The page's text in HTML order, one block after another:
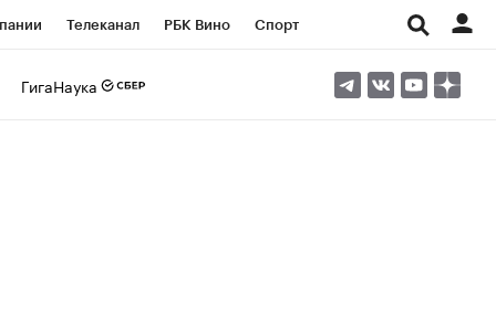
Телеканал РБК Вино Спорт
ГигаНаука